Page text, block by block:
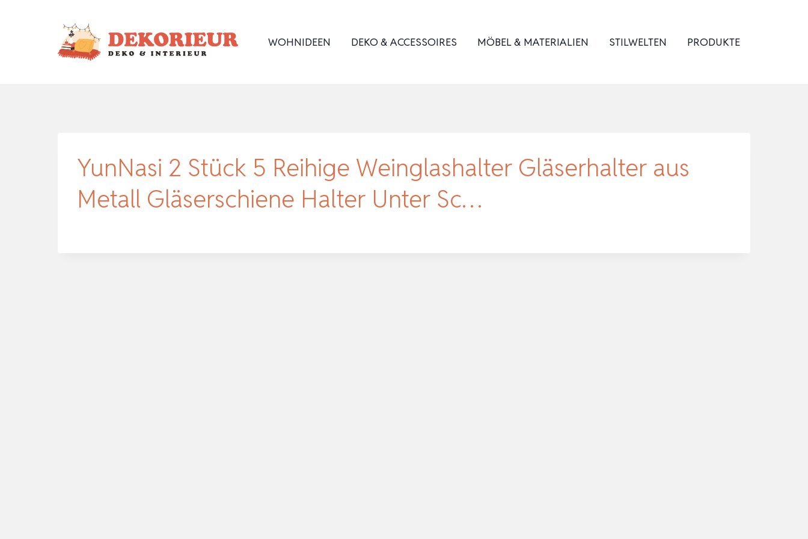
WOHNIDEEN DEKO & ACCESSOIRES MÖBEL & MATERIALIEN STILWELTEN PRODUKTE
YunNasi 2 Stück 5 Reihige Weinglashalter Gläserhalter aus
Metall Gläserschiene Halter Unter Sc…